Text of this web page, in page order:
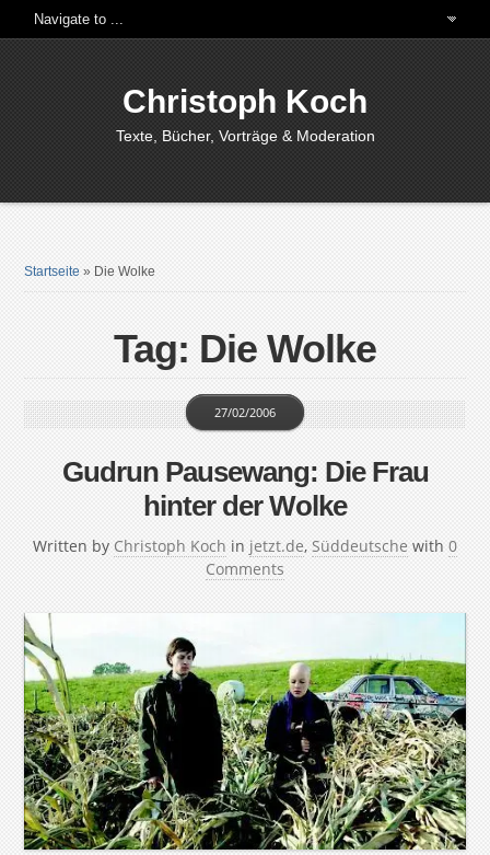
Christoph Koch
Texte, Bücher, Vorträge & Moderation
Startseite » Die Wolke
Tag: Die Wolke
Gudrun Pausewang: Die Frau
hinter der Wolke
Written by Christoph Koch
27/02/2006
in jetzt.de, Süddeutsche with 0
Comments